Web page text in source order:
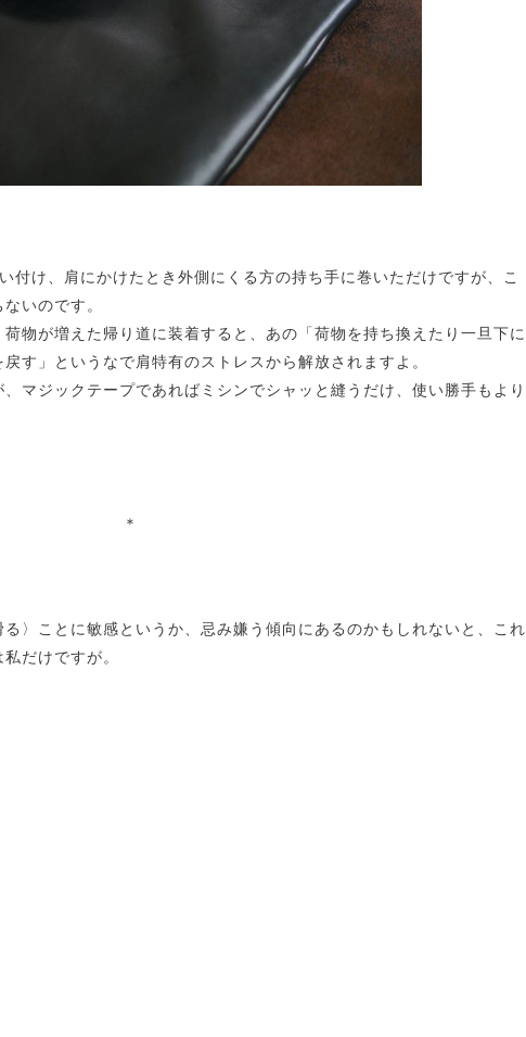
付け、肩にかけたとき外側にくる方の持ち手に巻いただけですが、こ
いのです。
物が増えた帰り道に装着すると、あの「荷物を持ち換えたり一旦下に
す」というなで肩特有のストレスから解放されますよ。
マジックテープであればミシンでシャッと縫うだけ、使い勝手もより
＊
〉ことに敏感というか、忌み嫌う傾向にあるのかもしれないと、これ
だけですが。